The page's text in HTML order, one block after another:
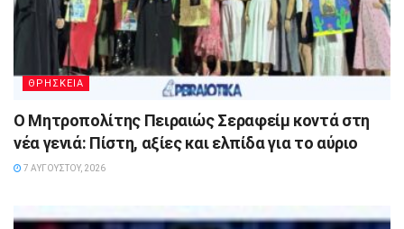
ΘΡΗΣΚΕΙΑ
Ο Μητροπολίτης Πειραιώς Σεραφείμ κοντά στη
νέα γενιά: Πίστη, αξίες και ελπίδα για το αύριο
7 ΑΥΓΟΎΣΤΟΥ, 2026